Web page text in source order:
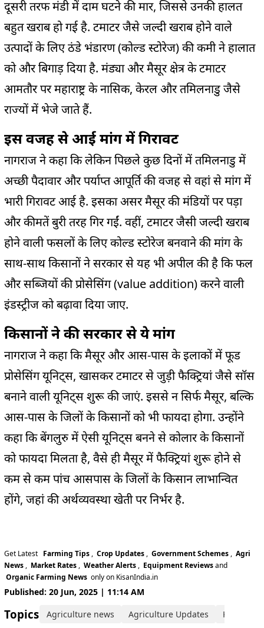
दूसरी तरफ मंडी में दाम घटने की मार, जिससे उनकी हालत
बहुत खराब हो गई है. टमाटर जैसे जल्दी खराब होने वाले
उत्पादों के लिए ठंडे भंडारण (कोल्ड स्टोरेज) की कमी ने हालात
को और बिगाड़ दिया है. मंड्या और मैसूर क्षेत्र के टमाटर
आमतौर पर महाराष्ट्र के नासिक, केरल और तमिलनाडु जैसे
राज्यों में भेजे जाते हैं.
इस वजह से आई मांग में गिरावट
नागराज ने कहा कि लेकिन पिछले कुछ दिनों में तमिलनाडु में
अच्छी पैदावार और पर्याप्त आपूर्ति की वजह से वहां से मांग में
भारी गिरावट आई है. इसका असर मैसूर की मंडियों पर पड़ा
और कीमतें बुरी तरह गिर गईं. वहीं, टमाटर जैसी जल्दी खराब
होने वाली फसलों के लिए कोल्ड स्टोरेज बनवाने की मांग के
साथ-साथ किसानों ने सरकार से यह भी अपील की है कि फल
और सब्जियों की प्रोसेसिंग (value addition) करने वाली
इंडस्ट्रीज को बढ़ावा दिया जाए.
किसानों ने की सरकार से ये मांग
नागराज ने कहा कि मैसूर और आस-पास के इलाकों में फूड
प्रोसेसिंग यूनिट्स, खासकर टमाटर से जुड़ी फैक्ट्रियां जैसे सॉस
बनाने वाली यूनिट्स शुरू की जाएं. इससे न सिर्फ मैसूर, बल्कि
आस-पास के जिलों के किसानों को भी फायदा होगा. उन्होंने
कहा कि बेंगलुरु में ऐसी यूनिट्स बनने से कोलार के किसानों
को फायदा मिलता है, वैसे ही मैसूर में फैक्ट्रियां शुरू होने से
कम से कम पांच आसपास के जिलों के किसान लाभान्वित
होंगे, जहां की अर्थव्यवस्था खेती पर निर्भर है.
Get Latest Farming Tips , Crop Updates , Government Schemes , Agri
News , Market Rates , Weather Alerts , Equipment Reviewsand
Organic Farming News only on KisanIndia.in
Published: 20 Jun, 2025 | 11:14 AM
Topics: Agriculture news Agriculture Updates Karnataka